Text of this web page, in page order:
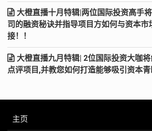
大橙直播十月特辑|两位国际投资高手
司的融资秘诀并指导项目方如何与资本市
接！！
大橙直播九月特辑| 2位国际投资大咖
点评项目,并教您如何打造能够吸引资本青
主页